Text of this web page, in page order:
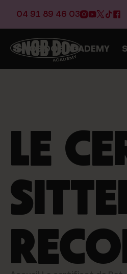
04 91 89 46 03
SNOB DOG ACADEMY
LE